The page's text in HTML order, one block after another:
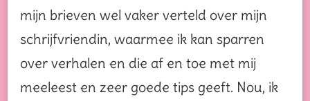
mijn brieven wel vaker verteld over mijn
schrijfvriendin, waarmee ik kan sparren
over verhalen en die af en toe met mij
meeleest en zeer goede tips geeft. Nou, ik